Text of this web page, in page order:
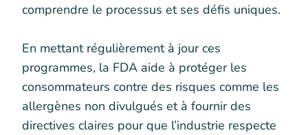
comprendre le processus et ses défis uniques.
En mettant régulièrement à jour ces
programmes, la FDA aide à protéger les
consommateurs contre des risques comme les
allergènes non divulgués et à fournir des
directives claires pour que l’industrie respecte